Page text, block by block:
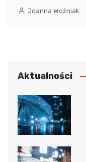
Joanna Woźniak
Aktualności